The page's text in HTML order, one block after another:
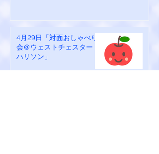
4月29日「対面おしゃべり
会＠ウェストチェスター
ハリソン」